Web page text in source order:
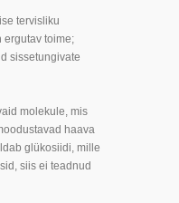
tervisliku
ergutav toime;
sissetungivate
molekule, mis
haava
glükosiidi, mille
siis ei teadnud